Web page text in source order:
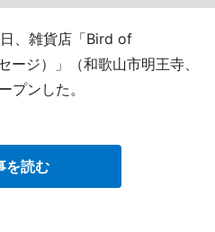
、雑貨店「Bird of
ジ）」（和歌山市明王寺、
ンした。
を読む